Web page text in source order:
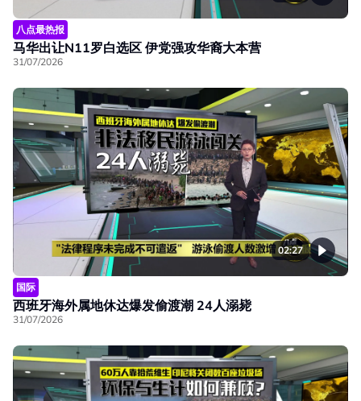
八点最热报
马华出让N11罗白选区 伊党强攻华裔大本营
31/07/2026
02:27
国际
西班牙海外属地休达爆发偷渡潮 24人溺毙
31/07/2026